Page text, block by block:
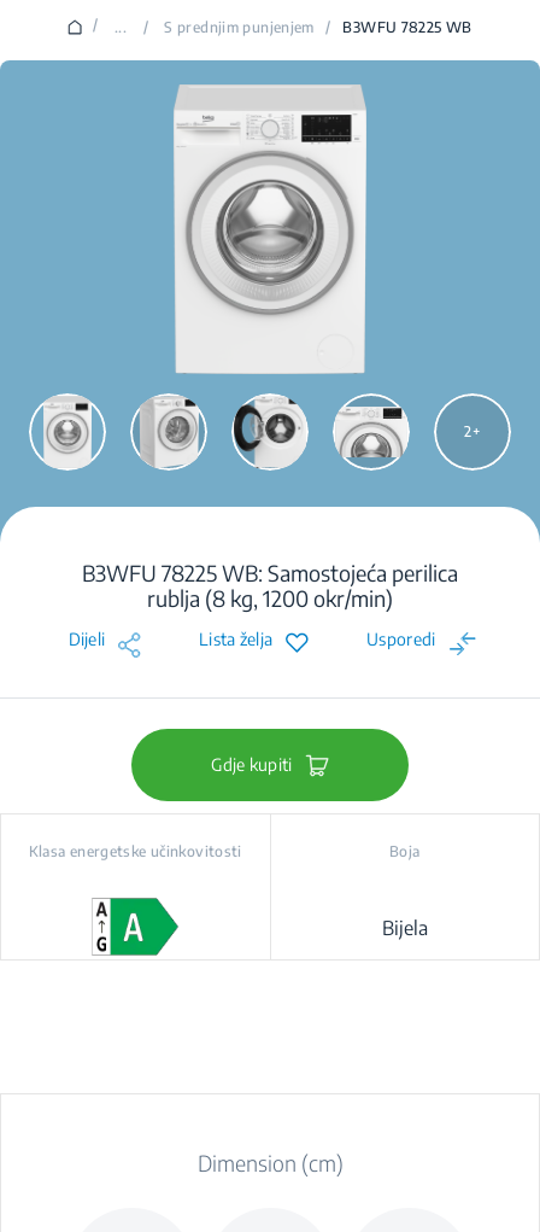
/ ... / S prednjim punjenjem / B3WFU 78225 WB
2
B3WFU 78225 WB: Samostojeća perilica
rublja (8 kg, 1200 okr/min)
Dijeli Lista želja Usporedi
Gdje kupiti
Klasa energetske učinkovitosti Boja
Bijela
Dimension (cm)